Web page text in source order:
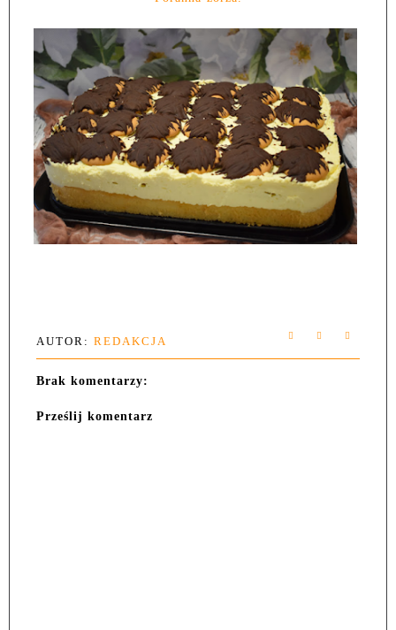
AUTOR: REDAKCJA
Brak komentarzy:
Prześlij komentarz